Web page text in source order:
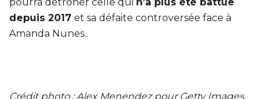
pourra détrôner celle qui n’a plus été battue
depuis 2017 et sa défaite controversée face à
Amanda Nunes..
Crédit photo : Alex Menendez pour Getty Images